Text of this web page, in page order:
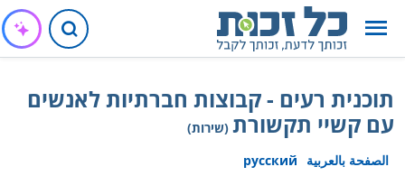
תוכנית רעים - קבוצות חברתיות לאנשים
עם קשיי תקשורת (שירות)
الصفحة بالعربية
русский